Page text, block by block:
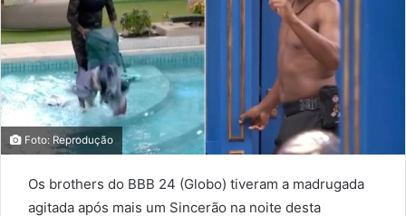
Foto: Reprodução
Os brothers do BBB 24 (Globo) tiveram a madrugada
agitada após mais um Sincerão na noite desta